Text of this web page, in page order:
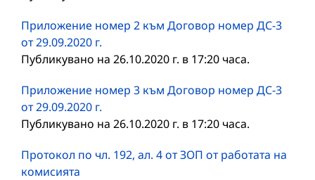
Приложение номер 2 към Договор номер ДС-3
от 29.09.2020 г.
Публикувано на 26.10.2020 г. в 17:20 часа.
Приложение номер 3 към Договор номер ДС-3
от 29.09.2020 г.
Публикувано на 26.10.2020 г. в 17:20 часа.
Протокол по чл. 192, ал. 4 от ЗОП от работата на
комисията